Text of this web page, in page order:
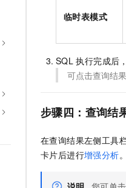
临时表模式
SQL 执行完成后
可点击查询结
步骤四：查询结
在查询结果左侧工具
卡片后进行增强分析。